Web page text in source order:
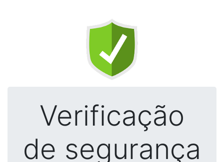
Verificação
de segurança